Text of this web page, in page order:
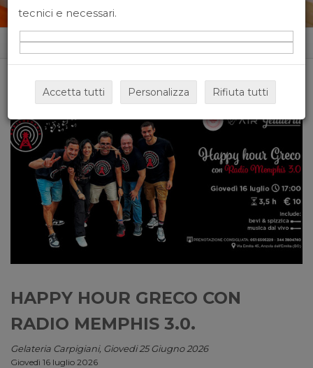
Home News&events
HAPPY HOUR GRECO CON
RADIO MEMPHIS 3.0.
Gelateria Carpigiani, Giovedi 25 Giugno 2026
Giovedì 16 luglio 2026
tecnici e necessari.
Accetta tutti Personalizza Rifiuta tutti